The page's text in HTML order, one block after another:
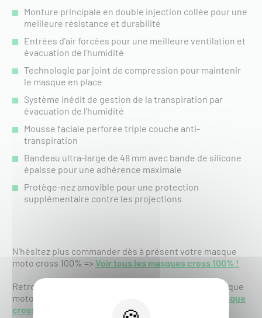
Monture principale en double injection collée pour une
meilleure résistance et durabilité
Entrées d'air forcées pour une meilleure ventilation et
évacuation de l'humidité
Technologie par joint de compression pour maintenir
le masque en place
Système inédit de gestion de la transpiration par
évacuation de l'humidité
Mousse faciale perforée triple couche anti-
transpiration
Bandeau ultra-large de 48 mm avec bande de silicone
épaisse pour une adhérence maximale
Protège-nez amovible pour une protection
supplémentaire contre les projections
N'hésitez plus commander dès à présent votre masque
moto cross 100% =>Voir tous les masques cross 100% !
Retrouvez aussi tous les accessoires pour votre masque
moto cross 100% =>
Voir tous les accessoires de masque
cross 100% !